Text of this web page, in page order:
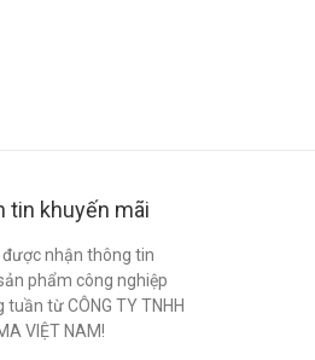
tin khuyến mãi
nhận thông tin
phẩm công nghiệp
từ CÔNG TY TNHH
VIỆT NAM!